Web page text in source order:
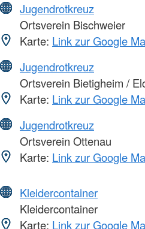
Jugendrotkreuz
Ortsverein Bischweier
Karte: Link zur Google
Jugendrotkreuz
Ortsverein Bietigheim /
Karte: Link zur Google
Jugendrotkreuz
Ortsverein Ottenau
Karte: Link zur Google
Kleidercontainer
Kleidercontainer
Karte: Link zur Google